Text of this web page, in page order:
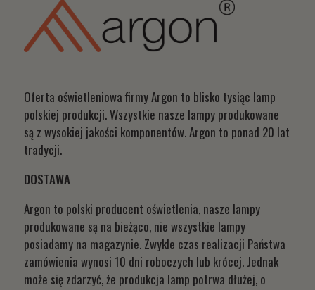
Oferta oświetleniowa firmy Argon to blisko tysiąc lamp
polskiej produkcji. Wszystkie nasze lampy produkowane
są z wysokiej jakości komponentów. Argon to ponad 20 lat
tradycji.
DOSTAWA
Argon to polski producent oświetlenia, nasze lampy
produkowane są na bieżąco, nie wszystkie lampy
posiadamy na magazynie. Zwykle czas realizacji Państwa
zamówienia wynosi 10 dni roboczych lub krócej. Jednak
może się zdarzyć, że produkcja lamp potrwa dłużej, o